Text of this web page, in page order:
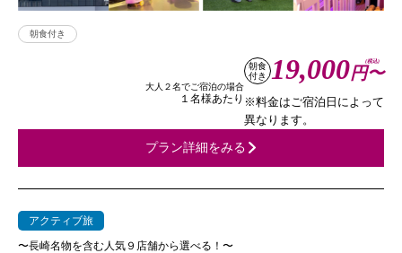
朝食付き
大人２名でご宿泊の場合
１名様あたり
朝食
付き
19,000円〜
(税込)
※料金はご宿泊日によって
異なります。
プラン詳細をみる
アクティブ旅
〜長崎名物を含む人気９店舗から選べる！〜